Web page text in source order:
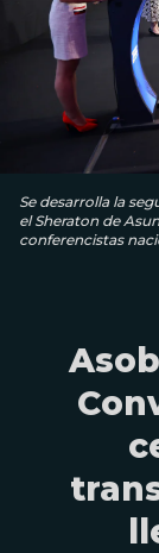
Se desarrolla la
el Sheraton de
conferencistas